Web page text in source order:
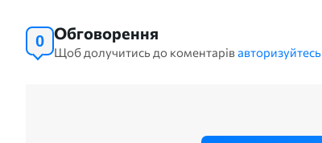
0 Обговорення
Щоб долучитись до коментарівавторизуйтесь